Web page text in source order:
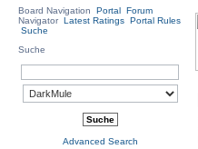
Board Navigation
Portal Forum
Navigator Latest Ratings Portal Rules
Suche
Suche
Advanced Search